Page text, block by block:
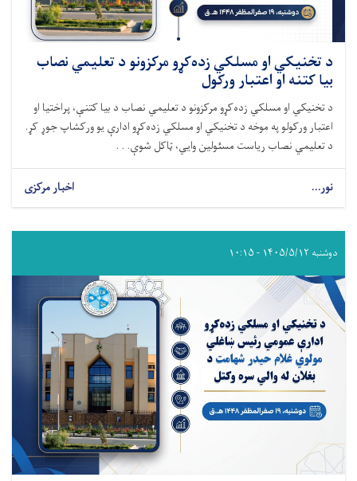
د تخنیکي او مسلکي زده‌کړو مرکزونو د تعلیمي نصاب
بیا کتنه او اعتبار ورکول
د تخنیکي او مسلکي زده‌کړو مرکزونو د تعلیمي نصاب د بیا کتنې، پراختیا او
اعتبار ورکولو په موخه د تخنیکي او مسلکي زده‌کړو ادارې یو ورکشاپ جوړ کړ.
د تعلیمي نصاب ریاست مسئولین وایي، ټاکل شوې. . .
نور... اخبار مرکزی
دوشنبه ۱۴۰۵/۵/۱۲ - ۱۰:۱۵